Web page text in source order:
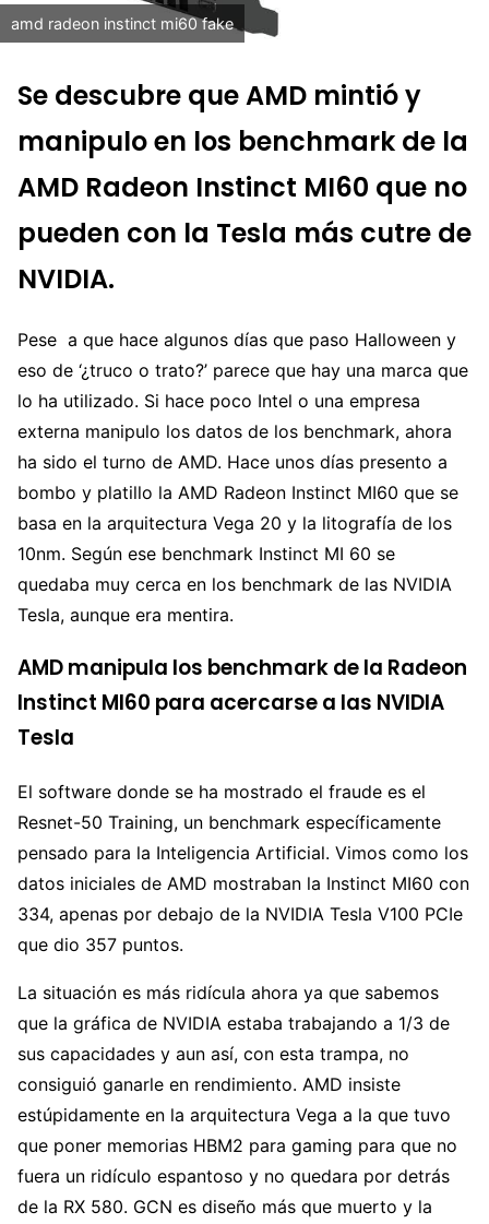
amd radeon instinct mi60 fake
Se descubre que AMD mintió y
manipulo en los benchmark de la
AMD Radeon Instinct MI60 que no
pueden con la Tesla más cutre de
NVIDIA.
Pese a que hace algunos días que paso Halloween y
eso de ‘¿truco o trato?’ parece que hay una marca que
lo ha utilizado. Si hace poco Intel o una empresa
externa manipulo los datos de los benchmark, ahora
ha sido el turno de AMD. Hace unos días presento a
bombo y platillo la AMD Radeon Instinct MI60 que se
basa en la arquitectura Vega 20 y la litografía de los
10nm. Según ese benchmark Instinct MI 60 se
quedaba muy cerca en los benchmark de las NVIDIA
Tesla, aunque era mentira.
AMD manipula los benchmark de la Radeon
Instinct MI60 para acercarse a las NVIDIA
Tesla
El software donde se ha mostrado el fraude es el
Resnet-50 Training, un benchmark específicamente
pensado para la Inteligencia Artificial. Vimos como los
datos iniciales de AMD mostraban la Instinct MI60 con
334, apenas por debajo de la NVIDIA Tesla V100 PCIe
que dio 357 puntos.
La situación es más ridícula ahora ya que sabemos
que la gráfica de NVIDIA estaba trabajando a 1/3 de
sus capacidades y aun así, con esta trampa, no
consiguió ganarle en rendimiento. AMD insiste
estúpidamente en la arquitectura Vega a la que tuvo
que poner memorias HBM2 para gaming para que no
fuera un ridículo espantoso y no quedara por detrás
de la RX 580. GCN es diseño más que muerto y la